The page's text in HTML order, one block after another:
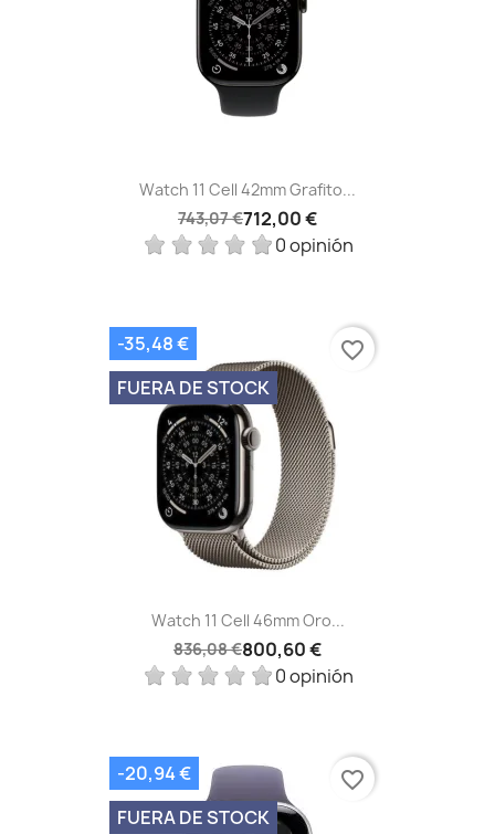
Watch 11 Cell 42mm Grafito...
743,07 €712,00 €
0 opinión
Watch 11 Cell 46mm Oro...
836,08 €800,60 €
0 opinión
-35,48 €
FUERA DE STOCK
favorite_border
-20,94 €
FUERA DE STOCK
favorite_border